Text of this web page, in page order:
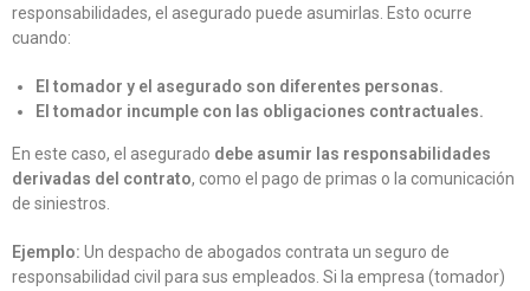
responsabilidades, el asegurado puede asumirlas. Esto ocurre
cuando:
El tomador y el asegurado son diferentes personas.
El tomador incumple con las obligaciones contractuales.
En este caso, el asegurado debe asumir las responsabilidades
derivadas del contrato, como el pago de primas o la comunicación
de siniestros.
Ejemplo: Un despacho de abogados contrata un seguro de
responsabilidad civil para sus empleados. Si la empresa (tomador)